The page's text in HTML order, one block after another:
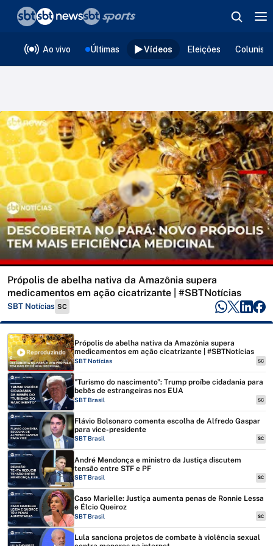
Ao vivo Últimas Vídeos Eleições
Própolis de abelha nativa da Amazônia supera
medicamentos em ação cicatrizante | #SBTNotícias
SBT Notícias SC
Reproduzindo
Própolis de abelha nativa da Amazônia supera
medicamentos em ação cicatrizante | #SBTNotícias
SBT Notícias SC
"Turismo do nascimento": Trump proíbe cidadania para
bebês de estrangeiras nos EUA
SBT Brasil SC
Flávio Bolsonaro comenta escolha de Alfredo Gaspar
para vice-presidente
SBT Brasil SC
André Mendonça e ministro da Justiça discutem
tensão entre STF e PF
SBT Brasil SC
Caso Marielle: Justiça aumenta penas de Ronnie Lessa
e Élcio Queiroz
SBT Brasil SC
Lula sanciona projetos de combate à violência sexual
❮voltar
Editorias